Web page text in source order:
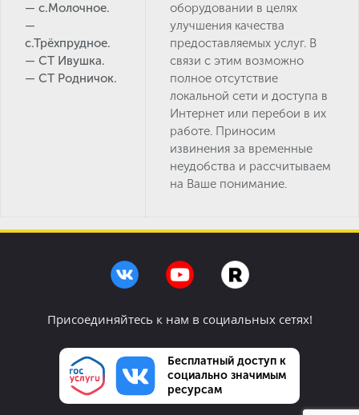
— с.Молочное.
—
с.Трёхпрудное.
— СТ Ивушка.
— СТ Родничок.
оборудовании в целях
улучшения качества
предоставляемых услуг. B
связи с этим возможно
полное отсутствие
локальной сети и доступа в
Интернет или перебои в их
работе. Приносим
извинения за временные
неудобства и рассчитываем
на Ваше понимание.
Присоединяйтесь к нам в социальных сетях!
Бесплатный доступ к
социально значимым
ресурсам